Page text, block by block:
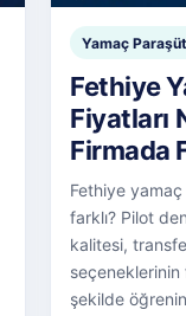
Yamaç
Fethiye
Fiyatları
Firmada
Fethiye
farklı? Pilot
kalitesi,
şekilde